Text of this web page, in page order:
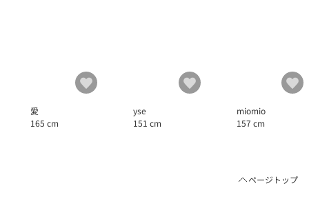
愛
165 cm
yse
151 cm
miomio
157 cm
ページトップ